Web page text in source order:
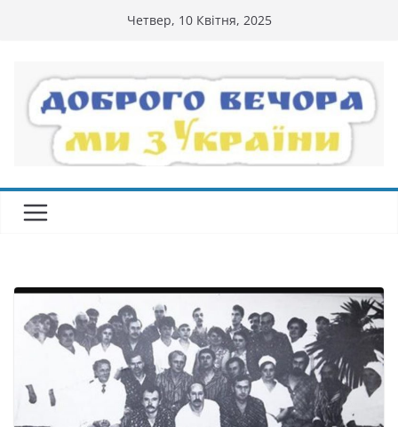
Четвер, 10 Квітня, 2025